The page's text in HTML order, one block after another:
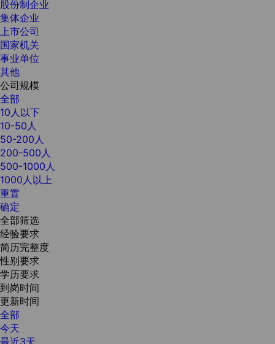
股份制企业
集体企业
上市公司
国家机关
事业单位
其他
公司规模
全部
10人以下
10-50人
50-200人
200-500人
500-1000人
1000人以上
重置
确定
全部筛选
经验要求
简历完整度
性别要求
学历要求
到岗时间
更新时间
全部
今天
最近3天